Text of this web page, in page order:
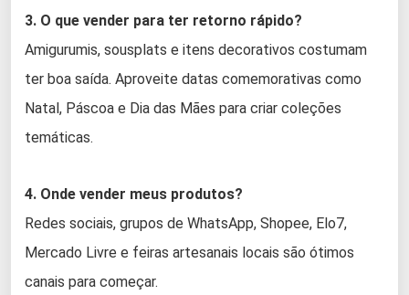
3. O que vender para ter retorno rápido?
Amigurumis, sousplats e itens decorativos costumam
ter boa saída. Aproveite datas comemorativas como
Natal, Páscoa e Dia das Mães para criar coleções
temáticas.
4. Onde vender meus produtos?
Redes sociais, grupos de WhatsApp, Shopee, Elo7,
Mercado Livre e feiras artesanais locais são ótimos
canais para começar.